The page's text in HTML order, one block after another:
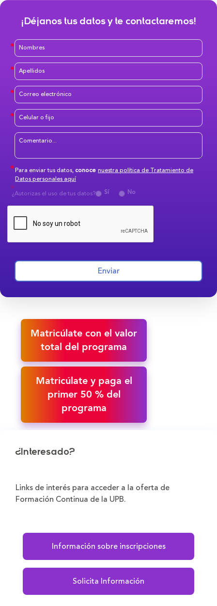
¡Déjanos tus datos y te contactaremos!
Para enviar tus datos,conoce nuestra política de Tratamiento de
Datos personales aquí
¿Autorizas el uso de tus datos?
Sí No
Enviar
Matricúlate con el valor
total del programa
Matricúlate y paga el
primer 50 % del
programa
¿Interesado?
Links de interés para acceder a la oferta de
Formación Continua de la UPB.
Información sobre inscripciones
Solicita Información